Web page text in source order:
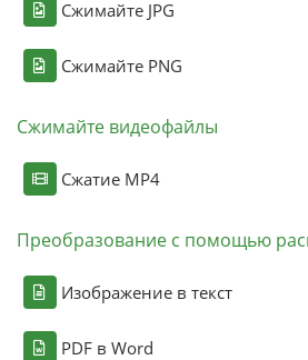
Сжимайте JPG
Сжимайте PNG
Сжимайте видеофайлы
Сжатие MP4
Преобразование с помощью
Изображение в текст
PDF в Word